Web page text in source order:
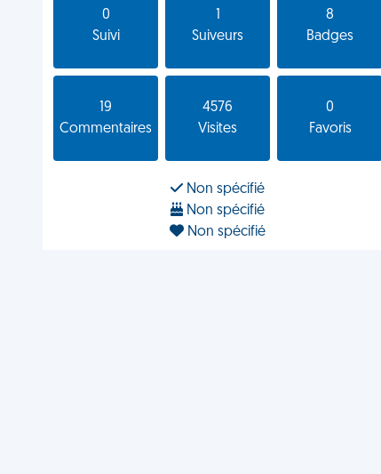
0
Suivi
Suiveurs
8
Badges
19
Commentaires
4576
Visites
0
Favoris
Non spécifié
Non spécifié
Non spécifié